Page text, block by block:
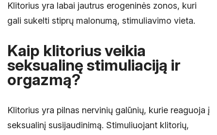
Klitorius yra labai jautrus erogeninės zonos, kuri
gali sukelti stiprų malonumą, stimuliavimo vieta.
Kaip klitorius veikia
seksualinę stimuliaciją ir
orgazmą?
Klitorius yra pilnas nervinių galūnių, kurie reaguoja į
seksualinį susijaudinimą. Stimuliuojant klitorių,